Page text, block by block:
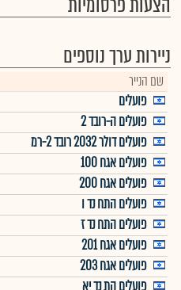
ניירות ערך נוספים
שם הנייר
פועלים
פועלים ה-רובד 2
פועלים דולר 2032 רובד 2-רמ
פועלים אגח 100
פועלים אגח 200
פועלים התח נד ו
פועלים התח נד ז
פועלים אגח 201
פועלים אגח 203